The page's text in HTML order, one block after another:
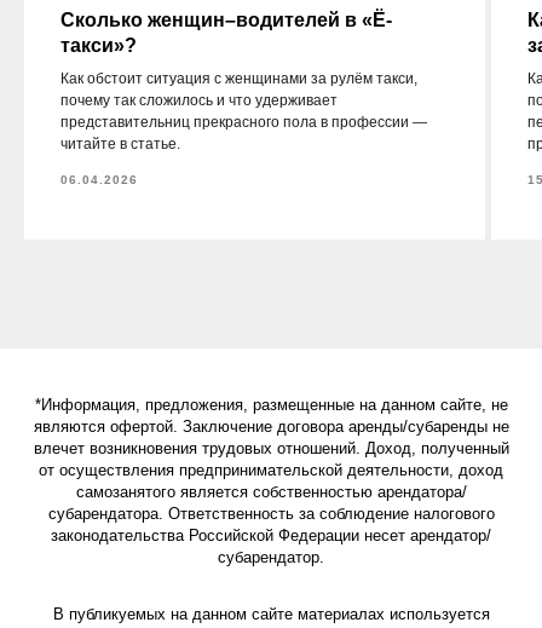
Сколько женщин–водителей в «Ё-
такси»?
Как обстоит ситуация с женщинами за рулём такси,
почему так сложилось и что удерживает
представительниц прекрасного пола в профессии —
читайте в статье.
06.04.2026
*Информация, предложения, размещенные на данном сайте, не
являются офертой. Заключение договора аренды/субаренды не
влечет возникновения трудовых отношений. Доход, полученный
от осуществления предпринимательской деятельности, доход
самозанятого является собственностью арендатора/
субарендатора. Ответственность за соблюдение налогового
законодательства Российской Федерации несет арендатор/
субарендатор.
В публикуемых на данном сайте материалах используется